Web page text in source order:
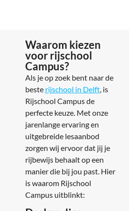
Waarom kiezen
voor rijschool
Campus?
Als je op zoek bent naar de
beste rijschool in Delft, is
Rijschool Campus de
perfecte keuze. Met onze
jarenlange ervaring en
uitgebreide lesaanbod
zorgen wij ervoor dat jij je
rijbewijs behaalt op een
manier die bij jou past. Hier
is waarom Rijschool
Campus uitblinkt: